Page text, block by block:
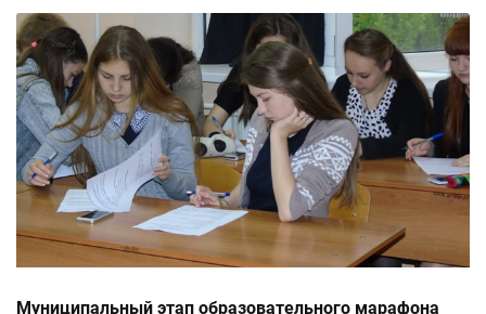
Муниципальный этап образовательного марафона